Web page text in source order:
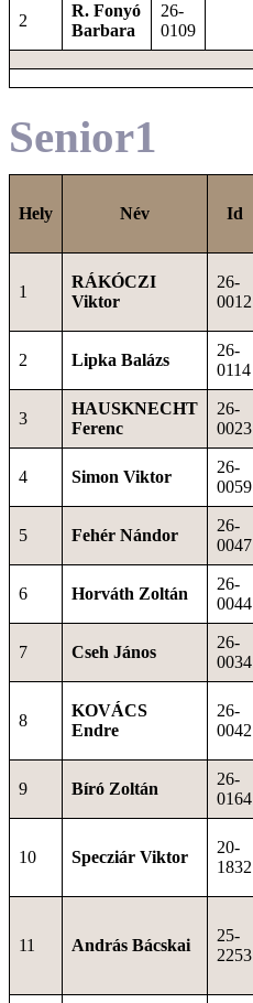
2
R. Fonyó
Barbara
26-
0109
Senior1
Hely Név Id
1
RÁKÓCZI
Viktor
26-
0012
2 Lipka Balázs
26-
0114
3
HAUSKNECHT
Ferenc
26-
0023
4 Simon Viktor
26-
0059
5 Fehér Nándor
26-
0047
6 Horváth Zoltán
26-
0044
7 Cseh János
26-
0034
8
KOVÁCS
Endre
26-
0042
9 Bíró Zoltán
26-
0164
10 Specziár Viktor
20-
1832
11 András Bácskai
25-
2253